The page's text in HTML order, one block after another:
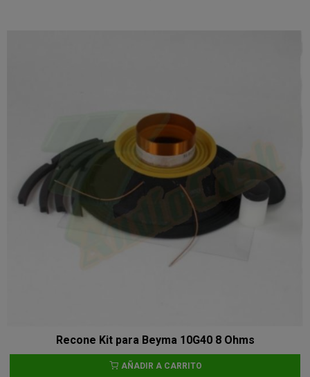
Recone Kit para Beyma 10G40 8 Ohms
AÑADIR A CARRITO